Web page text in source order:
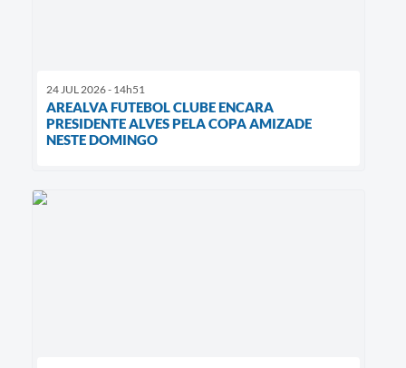
24 JUL 2026 - 14h51
AREALVA FUTEBOL CLUBE ENCARA
PRESIDENTE ALVES PELA COPA AMIZADE
NESTE DOMINGO